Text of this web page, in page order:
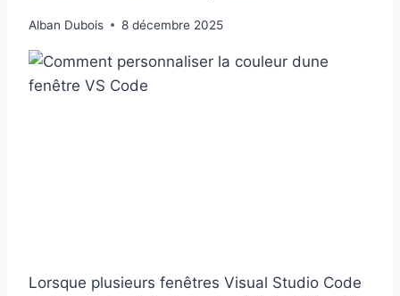
Alban Dubois 8 décembre 2025
Lorsque plusieurs fenêtres Visual Studio Code